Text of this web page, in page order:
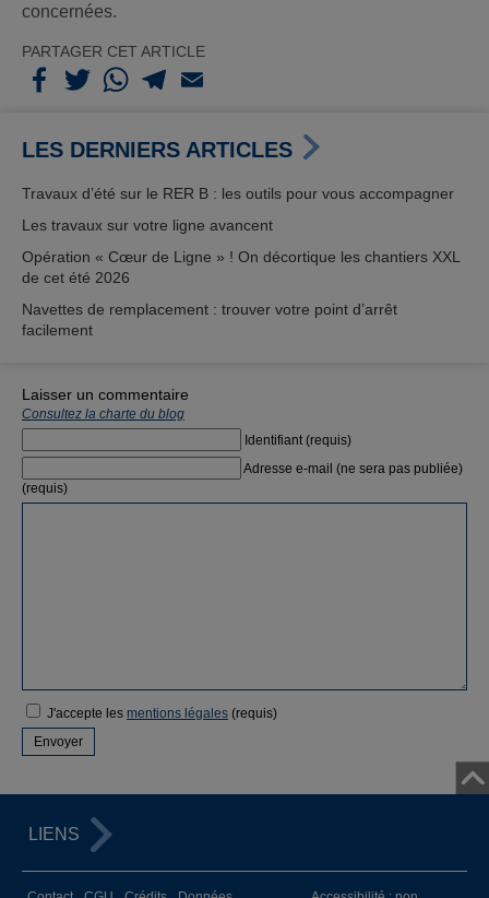
concernées.
PARTAGER CET ARTICLE
LES DERNIERS ARTICLES
Travaux d’été sur le RER B : les outils pour vous accompagner
Les travaux sur votre ligne avancent
Opération « Cœur de Ligne » ! On décortique les chantiers XXL
de cet été 2026
Navettes de remplacement : trouver votre point d’arrêt
facilement
Laisser un commentaire
Consultez la charte du blog
Identifiant (requis)
Adresse e-mail (ne sera pas publiée)
(requis)
J'accepte les mentions légales (requis)
LIENS